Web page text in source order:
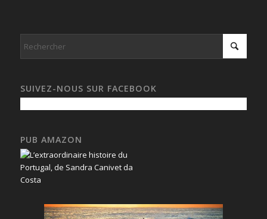
SUIVEZ-NOUS SUR FACEBOOK
PUB AMAZON